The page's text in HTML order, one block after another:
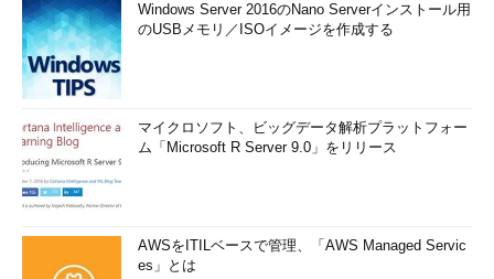
Windows Server 2016のNano Serverインストール用
のUSBメモリ／ISOイメージを作成する
マイクロソフト、ビッグデータ解析プラットフォー
ム「Microsoft R Server 9.0」をリリース
AWSをITILベースで管理、「AWS Managed Servic
es」とは